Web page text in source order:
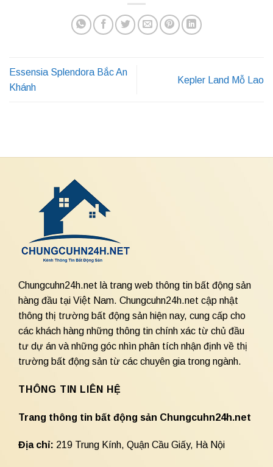
Essensia Splendora Bắc An
Khánh
Kepler Land Mỗ Lao
Chungcuhn24h.net là trang web thông tin bất động sản
hàng đầu tại Việt Nam. Chungcuhn24h.net cập nhật
thông thị trường bất động sản hiện nay, cung cấp cho
các khách hàng những thông tin chính xác từ chủ đầu
tư dự án và những góc nhìn phân tích nhận định về thị
trường bất động sản từ các chuyên gia trong ngành.
THÔNG TIN LIÊN HỆ
Trang thông tin bất động sản Chungcuhn24h.net
Địa chỉ: 219 Trung Kính, Quận Cầu Giấy, Hà Nội